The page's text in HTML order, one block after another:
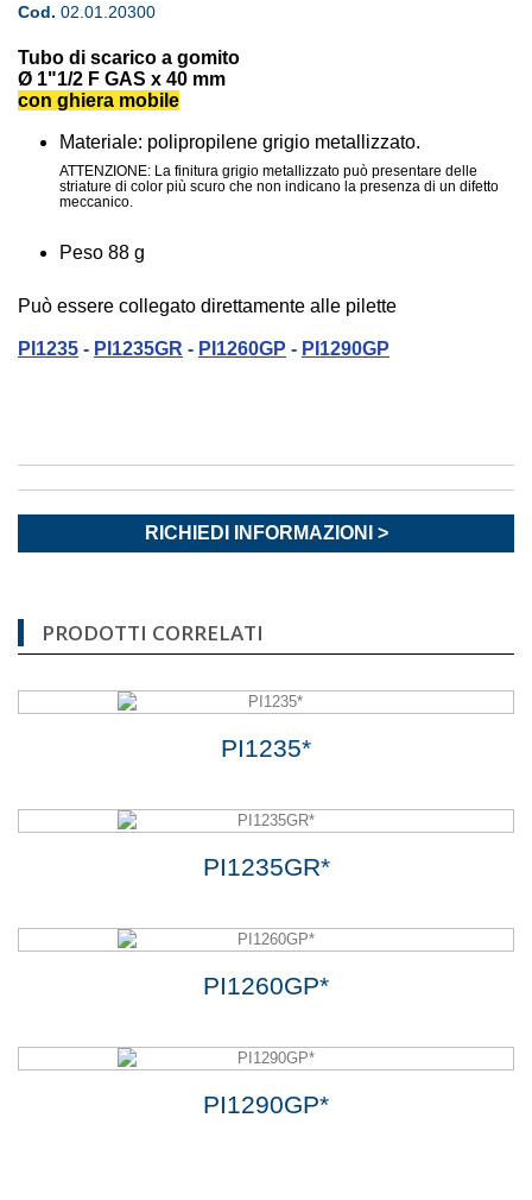
Cod. 02.01.20300
Tubo di scarico a gomito
Ø 1"1/2 F GAS x 40 mm
con ghiera mobile
Materiale: polipropilene grigio metallizzato.
ATTENZIONE: La finitura grigio metallizzato può presentare delle
striature di color più scuro che non indicano la presenza di un difetto
meccanico.
Peso 88 g
Può essere collegato direttamente alle pilette
PI1235 - PI1235GR - PI1260GP - PI1290GP
RICHIEDI INFORMAZIONI >
PRODOTTI CORRELATI
PI1235*
PI1235GR*
PI1260GP*
PI1290GP*